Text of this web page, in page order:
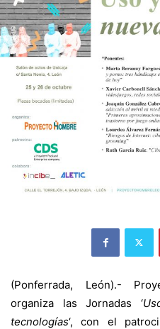
(Ponferrada, León).-
organiza las Jornadas ‘
tecnologías‘, con el